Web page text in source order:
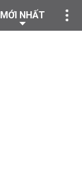
MỚI NHẤT